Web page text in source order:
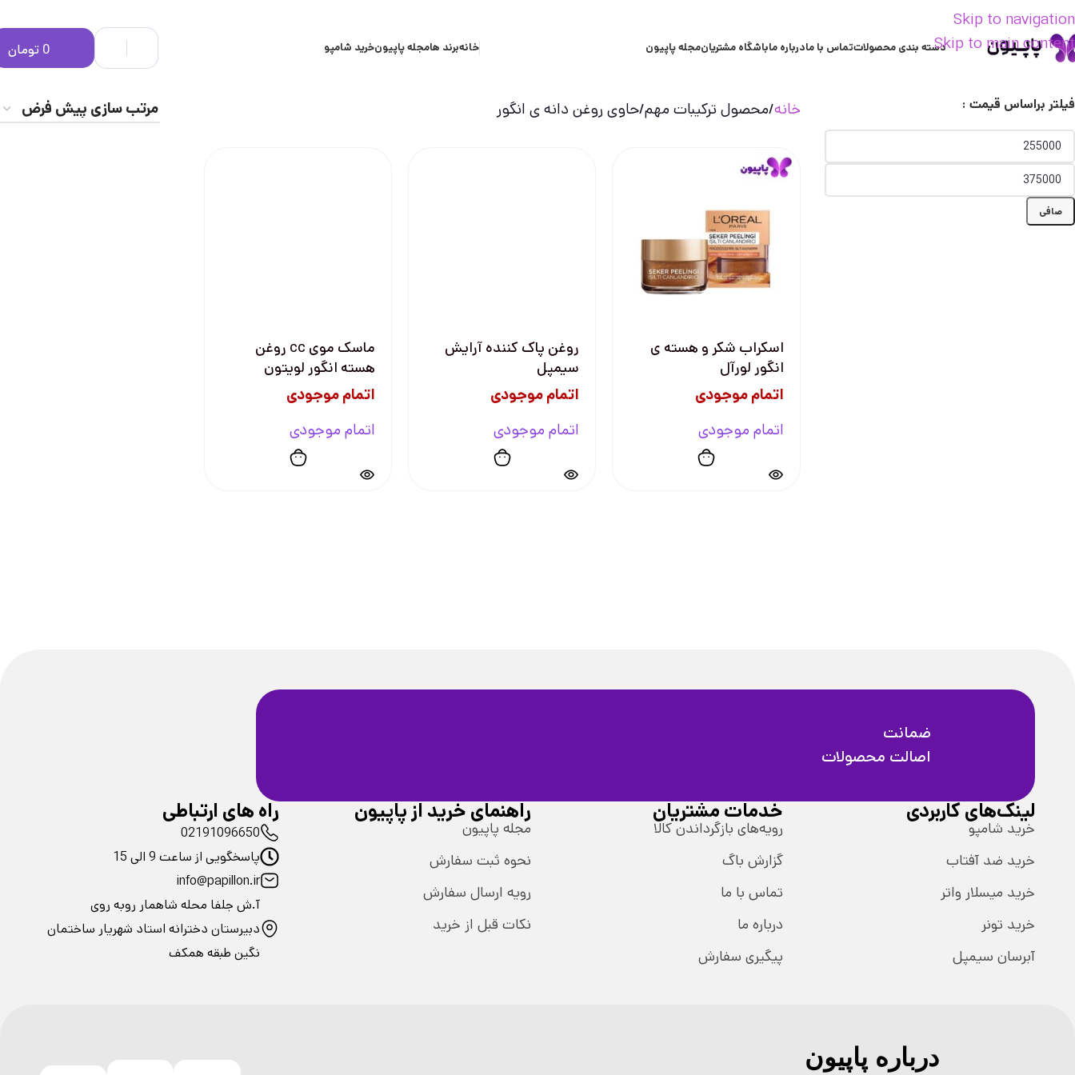
Skip to navigation
Skip to main contentدسته بندی محصولاتتماس با مادرباره ماباشگاه مشتریانمجله پاپیون خانهبرند هامجله پاپیونخرید شامپو 0 تومان
فیلتر براساس قیمت :
صافی
خانه محصول ترکیبات مهم حاوی روغن دانه ی انگور
اسکراب شکر و هسته ی
انگور لورآل
اتمام موجودی
اتمام موجودی
روغن پاک کننده آرایش
سیمپل
اتمام موجودی
اتمام موجودی
ماسک موی cc روغن
هسته انگور لویتون
اتمام موجودی
اتمام موجودی
ضمانت
اصالت محصولات
لینک‌های کاربردی
خرید شامپو
خرید ضد آفتاب
خرید میسلار واتر
خرید تونر
آبرسان سیمپل
خدمات مشتریان
رویه‌های بازگرداندن کالا
گزارش باگ
تماس با ما
درباره ما
پیگیری سفارش
راهنمای خرید از پاپیون
مجله پاپیون
نحوه ثبت سفارش
رویه ارسال سفارش
نکات قبل از خرید
راه های ارتباطی
02191096650
پاسخگویی از ساعت 9 الی 15
info@papillon.ir
آ.ش جلفا محله شاهمار روبه روی
دبیرستان دخترانه استاد شهریار ساختمان
نگین طبقه همکف
درباره پاپیون